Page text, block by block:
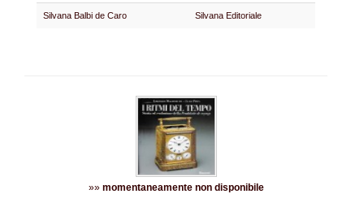
Silvana Balbi de Caro Silvana Editoriale
»» momentaneamente non disponibile